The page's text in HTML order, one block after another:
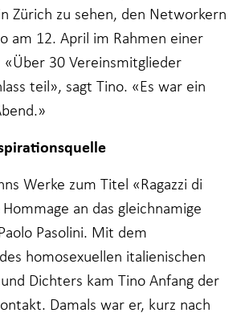
Zürich zu sehen, den Networkern
am 12. April im Rahmen einer
«Über 30 Vereinsmitglieder
teil», sagt Tino. «Es war ein
Werke zum Titel «Ragazzi di
an das gleichnamige
Pasolini. Mit dem
homosexuellen italienischen
Dichters kam Tino Anfang der
Damals war er, kurz nach